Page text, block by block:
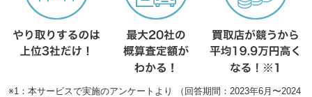
※1：本サービスで実施のアンケートより （回答期間：2023年6月〜2024